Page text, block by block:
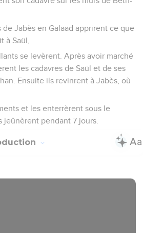
de Jabès en Galaad apprirent ce que
à Saül,
se levèrent. Après avoir marché
les cadavres de Saül et de ses
Ensuite ils revinrent à Jabès, où
et les enterrèrent sous le
jeûnèrent pendant 7 jours.